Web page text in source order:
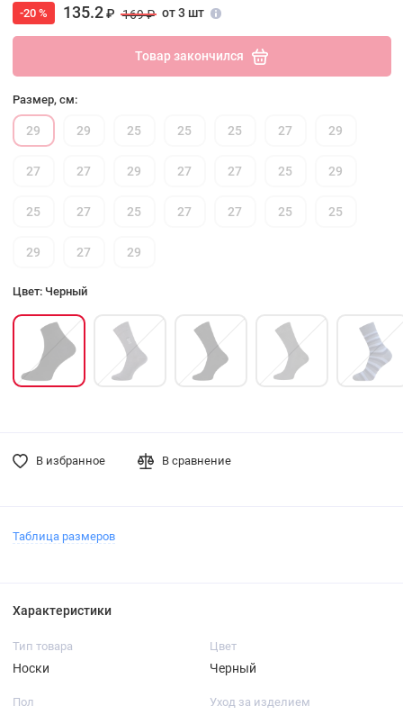
-20 % 135.2₽ 169 ₽ от 3 шт
Товар закончился
Размер, см:
29 29 25 25 25 27 29
27 27 29 27 27 25 29
25 27 25 27 27 25 25
29 27 29
Цвет: Черный
В избранное В сравнение
Таблица размеров
Характеристики
Тип товара
Носки
Цвет
Черный
Пол Уход за изделием